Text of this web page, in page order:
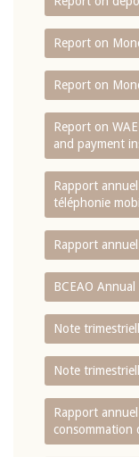
Report on
Report on
Report on
and payment
Rapport
téléphonie
Rapport
BCEAO
Note
Note
Rapport
consommation